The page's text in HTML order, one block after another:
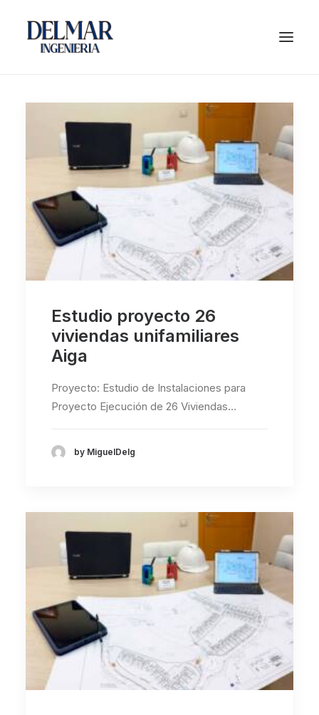
Estudio proyecto 26
viviendas unifamiliares
Aiga
Proyecto: Estudio de Instalaciones para
Proyecto Ejecución de 26 Viviendas…
by MiguelDelg